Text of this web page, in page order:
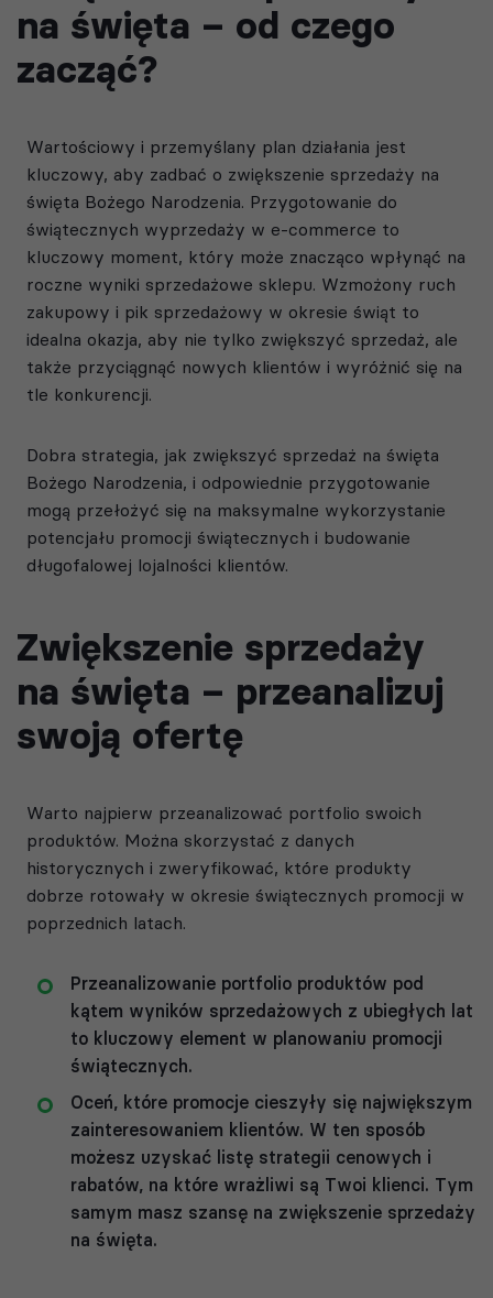
na święta – od czego
zacząć?
Wartościowy i przemyślany plan działania jest
kluczowy, aby zadbać o zwiększenie sprzedaży na
święta Bożego Narodzenia. Przygotowanie do
świątecznych wyprzedaży w e-commerce to
kluczowy moment, który może znacząco wpłynąć na
roczne wyniki sprzedażowe sklepu. Wzmożony ruch
zakupowy i pik sprzedażowy w okresie świąt to
idealna okazja, aby nie tylko zwiększyć sprzedaż, ale
także przyciągnąć nowych klientów i wyróżnić się na
tle konkurencji.
Dobra strategia, jak zwiększyć sprzedaż na święta
Bożego Narodzenia, i odpowiednie przygotowanie
mogą przełożyć się na maksymalne wykorzystanie
potencjału promocji świątecznych i budowanie
długofalowej lojalności klientów.
Zwiększenie sprzedaży
na święta – przeanalizuj
swoją ofertę
Warto najpierw przeanalizować portfolio swoich
produktów. Można skorzystać z danych
historycznych i zweryfikować, które produkty
dobrze rotowały w okresie świątecznych promocji w
poprzednich latach.
Przeanalizowanie portfolio produktów pod
kątem wyników sprzedażowych z ubiegłych lat
to kluczowy element w planowaniu promocji
świątecznych.
Oceń, które promocje cieszyły się największym
zainteresowaniem klientów. W ten sposób
możesz uzyskać listę strategii cenowych i
rabatów, na które wrażliwi są Twoi klienci. Tym
samym masz szansę na zwiększenie sprzedaży
na święta.